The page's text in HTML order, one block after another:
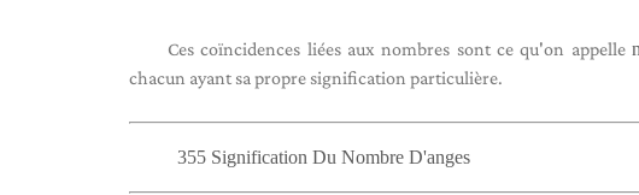
Ces coïncidences liées aux nombres sont ce qu'on appelle
chacun ayant sa propre signification particulière.
355 Signification Du Nombre D'anges